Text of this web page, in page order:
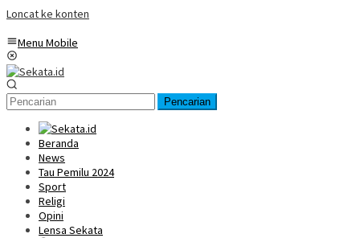
Loncat ke konten
Menu Mobile
Pencarian
Beranda
News
Tau Pemilu 2024
Sport
Religi
Opini
Lensa Sekata